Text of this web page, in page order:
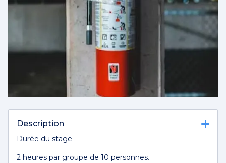
Description
Durée du stage
2 heures par groupe de 10 personnes.